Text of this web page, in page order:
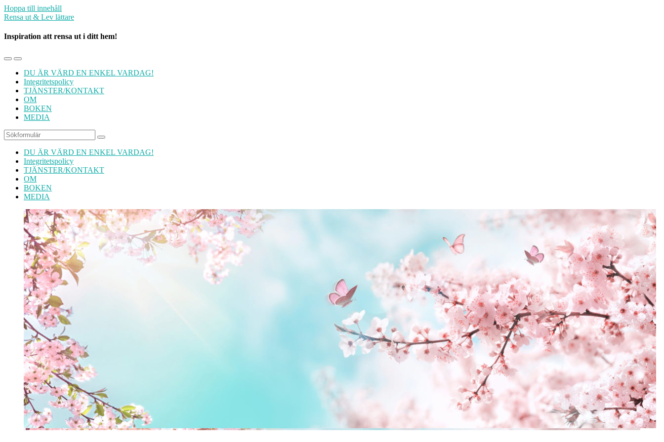
Hoppa till innehåll
Rensa ut & Lev lättare
Inspiration att rensa ut i ditt hem!
Slå
mobilmenyn
Slå
på/av
sökfältet
DU ÄR VÄRD EN ENKEL VARDAG!
Integritetspolicy
TJÄNSTER/KONTAKT
OM
BOKEN
MEDIA
Sök
DU ÄR VÄRD EN ENKEL VARDAG!
Integritetspolicy
TJÄNSTER/KONTAKT
OM
BOKEN
MEDIA